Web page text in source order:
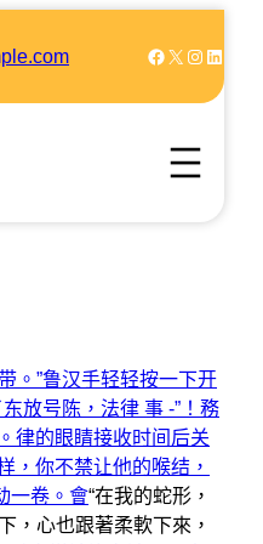
Facebook X Instagram LinkedIn
。”鲁汉手轻轻按一下开
放号陈，法律 事 -”！務
律的眼睛接收时间后关
，你不禁让他的喉结，
一卷。會“在我的蛇形，
，心也跟著柔軟下來，